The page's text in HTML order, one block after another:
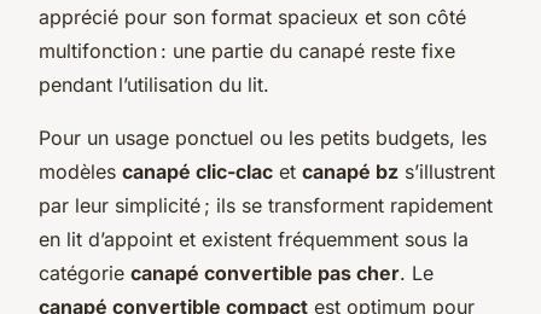
apprécié pour son format spacieux et son côté
multifonction : une partie du canapé reste fixe
pendant l’utilisation du lit.
Pour un usage ponctuel ou les petits budgets, les
modèles canapé clic-clac et canapé bz s’illustrent
par leur simplicité ; ils se transforment rapidement
en lit d’appoint et existent fréquemment sous la
catégorie canapé convertible pas cher. Le
canapé convertible compact est optimum pour